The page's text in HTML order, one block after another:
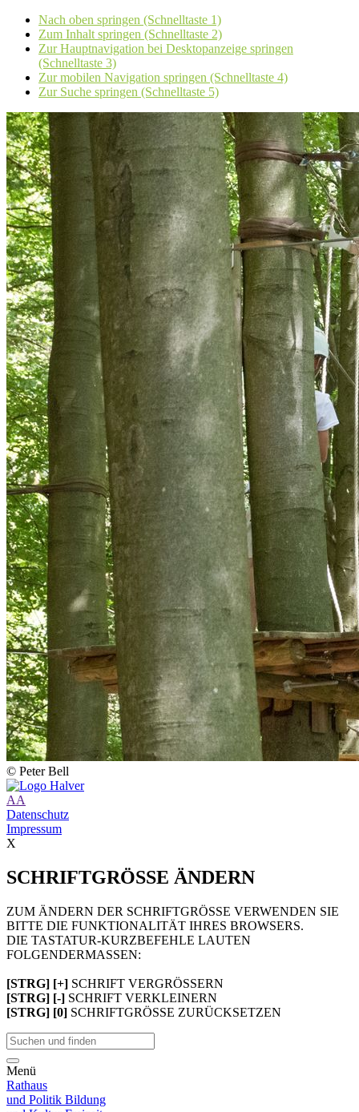
Nach oben springen (Schnelltaste 1)
Zum Inhalt springen (Schnelltaste 2)
Zur Hauptnavigation bei Desktopanzeige springen
(Schnelltaste 3)
Zur mobilen Navigation springen (Schnelltaste 4)
Zur Suche springen (Schnelltaste 5)
© Peter Bell
AA
Datenschutz
Impressum
X
SCHRIFTGRÖSSE ÄNDERN
ZUM ÄNDERN DER SCHRIFTGRÖSSE VERWENDEN SIE
BITTE DIE FUNKTIONALITÄT IHRES BROWSERS.
DIE TASTATUR-KURZBEFEHLE LAUTEN
FOLGENDERMASSEN:
[STRG] [+] SCHRIFT VERGRÖSSERN
[STRG] [-] SCHRIFT VERKLEINERN
[STRG] [0] SCHRIFTGRÖSSE ZURÜCKSETZEN
Menü
Rathaus
und Politik Bildung